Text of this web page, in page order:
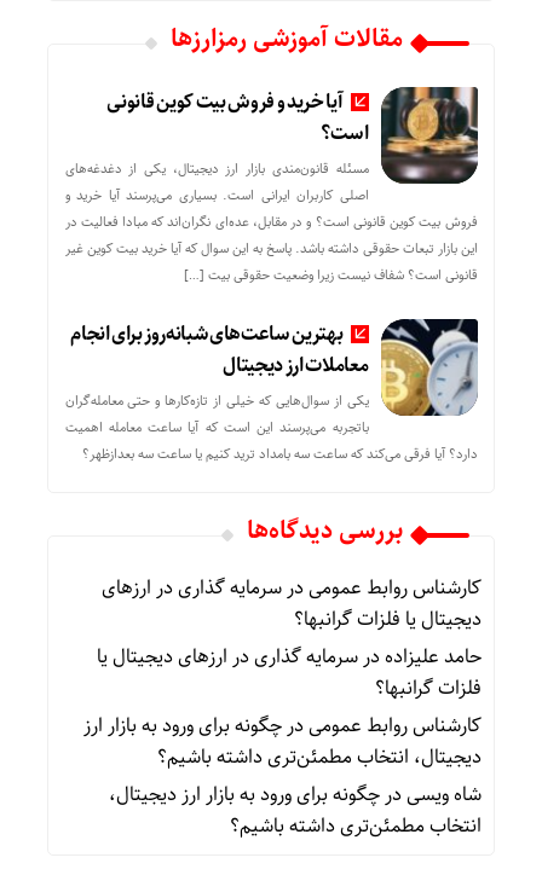
مقالات آموزشی رمزارزها
آیا خرید و فروش بیت کوین قانونی
است؟
مسئله قانون‌مندی بازار ارز دیجیتال، یکی از دغدغه‌های
اصلی کاربران ایرانی است. بسیاری می‌پرسند آیا خرید و
فروش بیت کوین قانونی است؟ و در مقابل، عده‌ای نگران‌اند که مبادا فعالیت در
این بازار تبعات حقوقی داشته باشد. پاسخ به این سوال که آیا خرید بیت کوین غیر
قانونی است؟ شفاف نیست زیرا وضعیت حقوقی بیت‌ […]
بهترین ساعت‌های شبانه‌روز برای انجام
معاملات ارز دیجیتال
یکی از سوال‌هایی که خیلی از تازه‌کارها و حتی معامله‌گران
باتجربه می‌پرسند این است که آیا ساعت معامله اهمیت
دارد؟ آیا فرقی می‌کند که ساعت سه بامداد ترید کنیم یا ساعت سه بعدازظهر؟
بررسی دیدگاه‌ها
کارشناس روابط عمومیدرسرمایه گذاری در ارزهای
دیجیتال یا فلزات گرانبها؟
حامد علیزادهدرسرمایه گذاری در ارزهای دیجیتال یا
فلزات گرانبها؟
کارشناس روابط عمومیدرچگونه برای ورود به بازار ارز
دیجیتال، انتخاب مطمئن‌تری داشته باشیم؟
شاه ویسیدرچگونه برای ورود به بازار ارز دیجیتال،
انتخاب مطمئن‌تری داشته باشیم؟